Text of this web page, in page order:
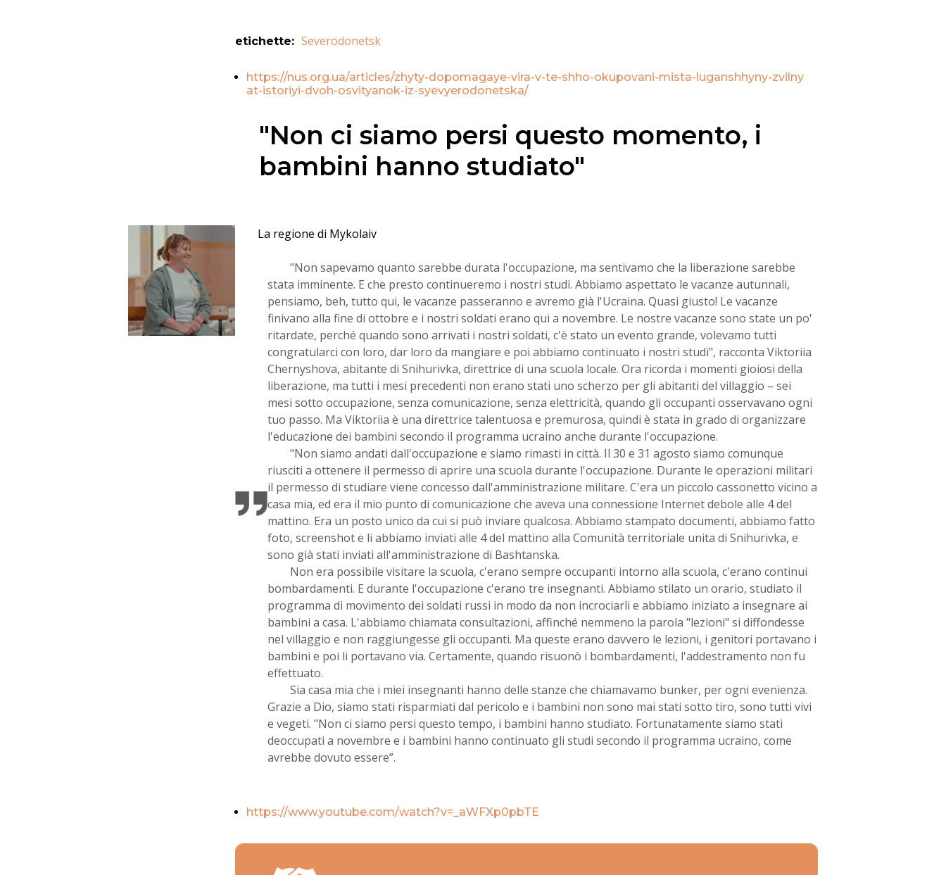
etichette: Severodonetsk
https://nus.org.ua/articles/zhyty-dopomagaye-vira-v-te-shho-okupovani-mista-luganshhyny-zvilny
at-istoriyi-dvoh-osvityanok-iz-syevyerodonetska/
"Non ci siamo persi questo momento, i
bambini hanno studiato"
La regione di Mykolaiv
"Non sapevamo quanto sarebbe durata l'occupazione, ma sentivamo che la liberazione sarebbe
stata imminente. E che presto continueremo i nostri studi. Abbiamo aspettato le vacanze autunnali,
pensiamo, beh, tutto qui, le vacanze passeranno e avremo già l'Ucraina. Quasi giusto! Le vacanze
finivano alla fine di ottobre e i nostri soldati erano qui a novembre. Le nostre vacanze sono state un po'
ritardate, perché quando sono arrivati i nostri soldati, c'è stato un evento grande, volevamo tutti
congratularci con loro, dar loro da mangiare e poi abbiamo continuato i nostri studi", racconta Viktoriia
Chernyshova, abitante di Snihurivka, direttrice di una scuola locale. Ora ricorda i momenti gioiosi della
liberazione, ma tutti i mesi precedenti non erano stati uno scherzo per gli abitanti del villaggio – sei
mesi sotto occupazione, senza comunicazione, senza elettricità, quando gli occupanti osservavano ogni
tuo passo. Ma Viktoriia è una direttrice talentuosa e premurosa, quindi è stata in grado di organizzare
l'educazione dei bambini secondo il programma ucraino anche durante l'occupazione.
"Non siamo andati dall'occupazione e siamo rimasti in città. Il 30 e 31 agosto siamo comunque
riusciti a ottenere il permesso di aprire una scuola durante l'occupazione. Durante le operazioni militari
il permesso di studiare viene concesso dall'amministrazione militare. C'era un piccolo cassonetto vicino a
casa mia, ed era il mio punto di comunicazione che aveva una connessione Internet debole alle 4 del
mattino. Era un posto unico da cui si può inviare qualcosa. Abbiamo stampato documenti, abbiamo fatto
foto, screenshot e li abbiamo inviati alle 4 del mattino alla Comunità territoriale unita di Snihurivka, e
sono già stati inviati all'amministrazione di Bashtanska.
Non era possibile visitare la scuola, c'erano sempre occupanti intorno alla scuola, c'erano continui
bombardamenti. E durante l'occupazione c'erano tre insegnanti. Abbiamo stilato un orario, studiato il
programma di movimento dei soldati russi in modo da non incrociarli e abbiamo iniziato a insegnare ai
bambini a casa. L'abbiamo chiamata consultazioni, affinché nemmeno la parola "lezioni" si diffondesse
nel villaggio e non raggiungesse gli occupanti. Ma queste erano davvero le lezioni, i genitori portavano i
bambini e poi li portavano via. Certamente, quando risuonò i bombardamenti, l'addestramento non fu
effettuato.
Sia casa mia che i miei insegnanti hanno delle stanze che chiamavamo bunker, per ogni evenienza.
Grazie a Dio, siamo stati risparmiati dal pericolo e i bambini non sono mai stati sotto tiro, sono tutti vivi
e vegeti. "Non ci siamo persi questo tempo, i bambini hanno studiato. Fortunatamente siamo stati
deoccupati a novembre e i bambini hanno continuato gli studi secondo il programma ucraino, come
avrebbe dovuto essere”.
https://www.youtube.com/watch?v=_aWFXp0pbTE